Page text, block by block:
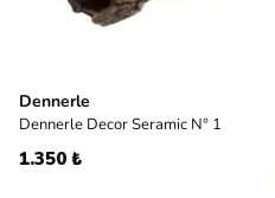
Dennerle
Dennerle Decor Seramic N° 1
1.350 ₺